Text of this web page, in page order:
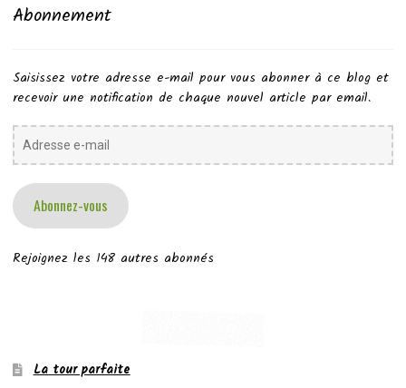
Abonnement
Saisissez votre adresse e-mail pour vous abonner à ce blog et
recevoir une notification de chaque nouvel article par email.
Adresse
e-
Abonnez-vous
Rejoignez les 148 autres abonnés
La tour parfaite